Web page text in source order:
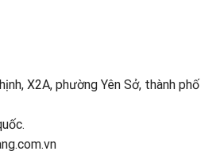
X2A, phường Yên Sở, thành phố